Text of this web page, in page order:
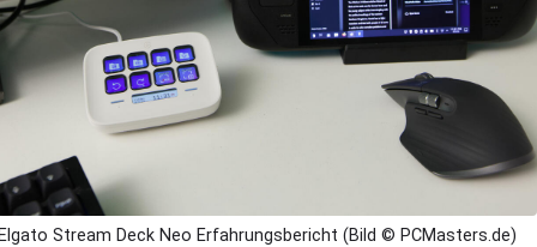
Stream Deck Neo Erfahrungsbericht (Bild © PCMasters.de)